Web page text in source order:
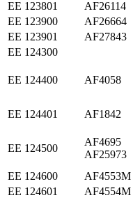
ЕЕ 123801
AF26114
ЕЕ 123900
AF26664
ЕЕ 123901
AF27843
ЕЕ 124300
ЕЕ 124400 AF4058
ЕЕ 124401 AF1842
ЕЕ 124500
AF4695
AF25973
ЕЕ 124600 AF4553M
ЕЕ 124601
AF4554M